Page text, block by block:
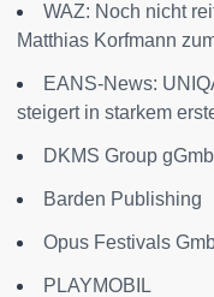
WAZ: Noch nicht
Matthias Korfmann
EANS-News:
steigert in starkem
DKMS Group
Barden Publishing
Opus Festivals
PLAYMOBIL